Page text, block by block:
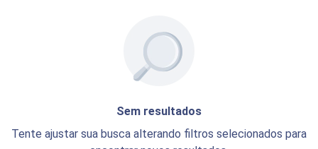
Sem resultados
Tente ajustar sua busca alterando filtros selecionados para